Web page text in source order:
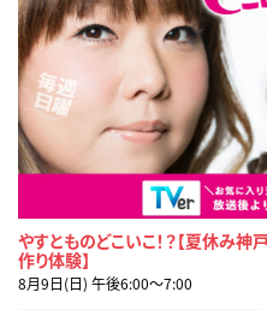
やすとものどこいこ！？【夏休み神
作り体験】
8月9日(日) 午後6:00〜7:00